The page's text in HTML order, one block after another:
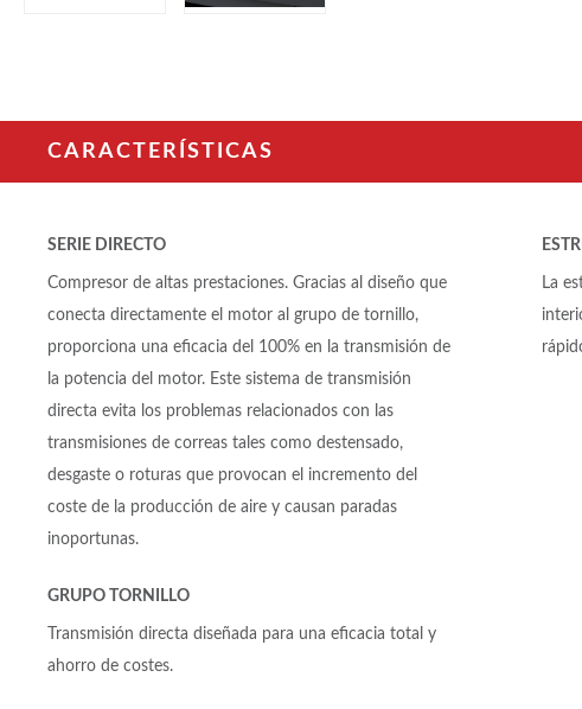
CARACTERÍSTICAS
SERIE DIRECTO
Compresor de altas prestaciones. Gracias al diseño que
conecta directamente el motor al grupo de tornillo,
proporciona una eficacia del 100% en la transmisión de
la potencia del motor. Este sistema de transmisión
directa evita los problemas relacionados con las
transmisiones de correas tales como destensado,
desgaste o roturas que provocan el incremento del
coste de la producción de aire y causan paradas
inoportunas.
La
GRUPO TORNILLO
Transmisión directa diseñada para una eficacia total y
ahorro de costes.